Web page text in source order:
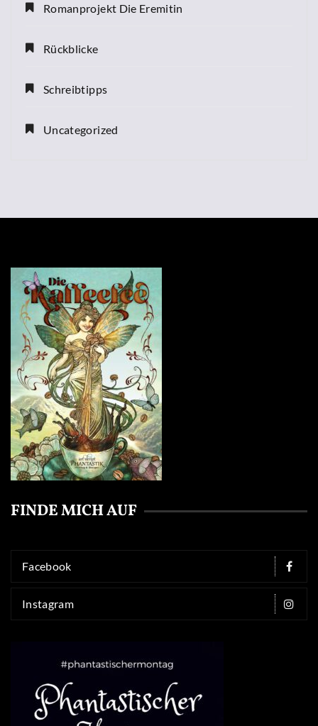
Romanprojekt Die Eremitin
Rückblicke
Schreibtipps
Uncategorized
FINDE MICH AUF
Facebook
Instagram